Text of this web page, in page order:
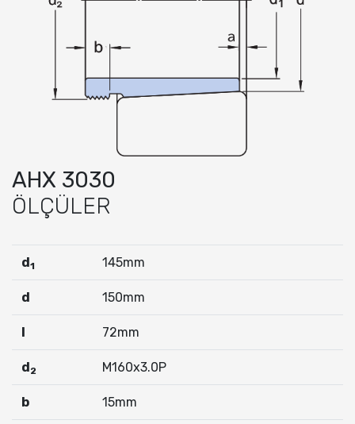
AHX 3030
ÖLÇÜLER
d1 145mm
d 150mm
I 72mm
d2 M160x3.0P
b 15mm